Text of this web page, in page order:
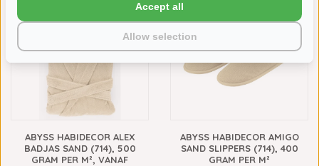
ABYSS HABIDECOR ALEX
BADJAS SAND (714), 500
GRAM PER M², VANAF
ABYSS HABIDECOR AMIGO
SAND SLIPPERS (714), 400
GRAM PER M²
Allow selection
Accept all